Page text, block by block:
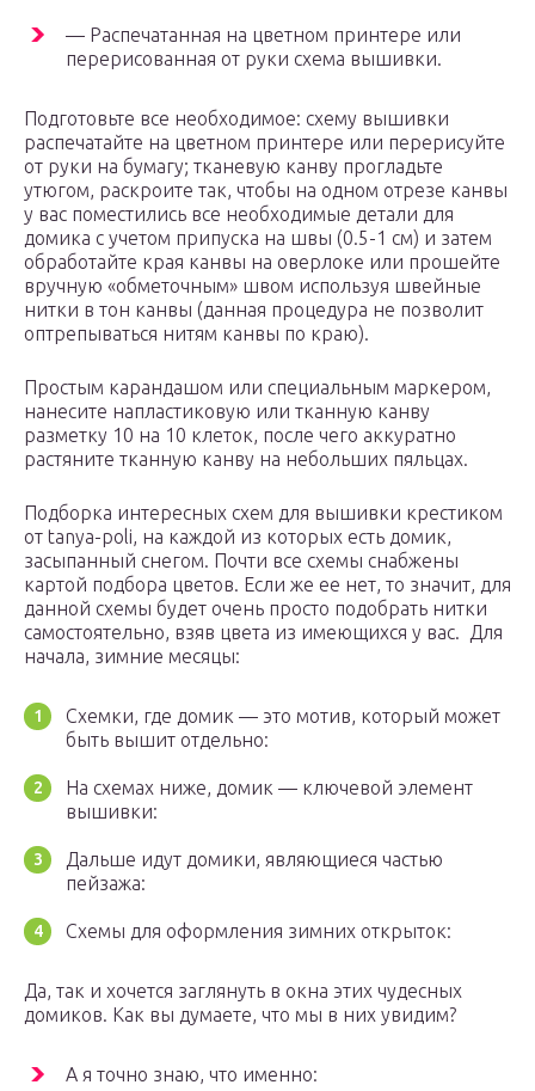
— Распечатанная на цветном принтере или
перерисованная от руки схема вышивки.
Подготовьте все необходимое: схему вышивки
распечатайте на цветном принтере или перерисуйте
от руки на бумагу; тканевую канву прогладьте
утюгом, раскроите так, чтобы на одном отрезе канвы
у вас поместились все необходимые детали для
домика с учетом припуска на швы (0.5-1 см) и затем
обработайте края канвы на оверлоке или прошейте
вручную «обметочным» швом используя швейные
нитки в тон канвы (данная процедура не позволит
оптрепываться нитям канвы по краю).
Простым карандашом или специальным маркером,
нанесите напластиковую или тканную канву
разметку 10 на 10 клеток, после чего аккуратно
растяните тканную канву на небольших пяльцах.
Подборка интересных схем для вышивки крестиком
от tanya-poli, на каждой из которых есть домик,
засыпанный снегом. Почти все схемы снабжены
картой подбора цветов. Если же ее нет, то значит, для
данной схемы будет очень просто подобрать нитки
самостоятельно, взяв цвета из имеющихся у вас. Для
начала, зимние месяцы:
Схемки, где домик — это мотив, который может
быть вышит отдельно:
На схемах ниже, домик — ключевой элемент
вышивки:
Дальше идут домики, являющиеся частью
пейзажа:
Схемы для оформления зимних открыток:
Да, так и хочется заглянуть в окна этих чудесных
домиков. Как вы думаете, что мы в них увидим?
А я точно знаю, что именно: